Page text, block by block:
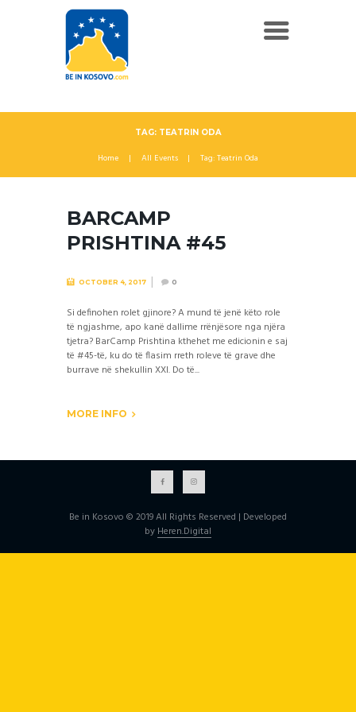
TAG: TEATRIN ODA
Home All Events Tag: Teatrin Oda
BARCAMP
PRISHTINA #45
OCTOBER 4, 2017 0
Si definohen rolet gjinore? A mund të jenë këto role
të ngjashme, apo kanë dallime rrënjësore nga njëra
tjetra? BarCamp Prishtina kthehet me edicionin e saj
të #45-të, ku do të flasim rreth roleve të grave dhe
burrave në shekullin XXI. Do të...
MORE INFO
Be in Kosovo © 2019 All Rights Reserved | Developed
by Heren.Digital